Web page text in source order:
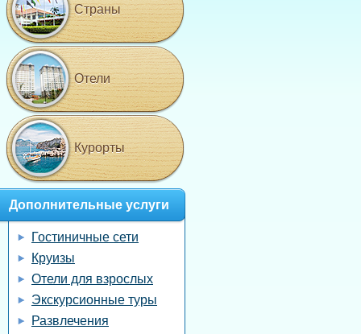
Страны
Отели
Курорты
Дополнительные услуги
Гостиничные сети
Круизы
Отели для взрослых
Экскурсионные туры
Развлечения